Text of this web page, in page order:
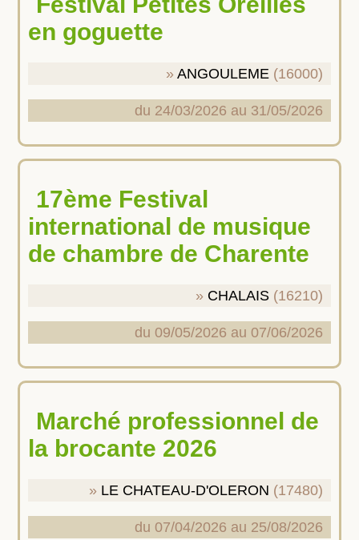
en goguette
ANGOULEME (16000)
du 24/03/2026 au 31/05/2026
17ème Festival
international de musique
de chambre de Charente
CHALAIS (16210)
du 09/05/2026 au 07/06/2026
Marché professionnel de
la brocante 2026
LE CHATEAU-D'OLERON (17480)
du 07/04/2026 au 25/08/2026